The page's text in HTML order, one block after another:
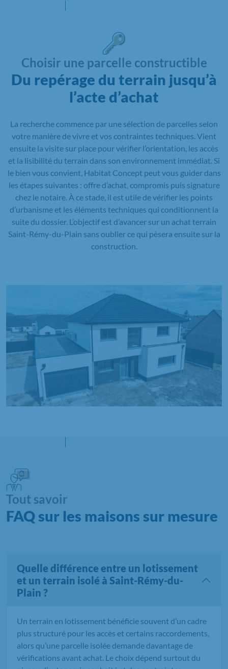
Choisir une parcelle constructible
Du repérage du terrain jusqu’à
l’acte d’achat
La recherche commence par une sélection de parcelles selon
votre manière de vivre et vos contraintes techniques. Vient
ensuite la visite sur place pour vérifier l’orientation, les accès
et la lisibilité du terrain dans son environnement immédiat. Si
le bien vous convient, Habitat Concept peut vous guider dans
les étapes suivantes : offre d’achat, compromis puis signature
chez le notaire. À ce stade, il est utile de vérifier les points
d’urbanisme et les éléments techniques qui conditionnent la
suite du dossier. L’objectif est d’avancer sur un achat terrain
Saint-Rémy-du-Plain sans oublier ce qui pèsera ensuite sur la
construction.
Tout savoir
FAQ sur les maisons sur mesure
Quelle différence entre un lotissement
et un terrain isolé à Saint-Rémy-du-
Plain ?
Un terrain en lotissement bénéficie souvent d’un cadre
plus structuré pour les accès et certains raccordements,
alors qu’une parcelle isolée demande davantage de
vérifications avant achat. Le choix dépend surtout du